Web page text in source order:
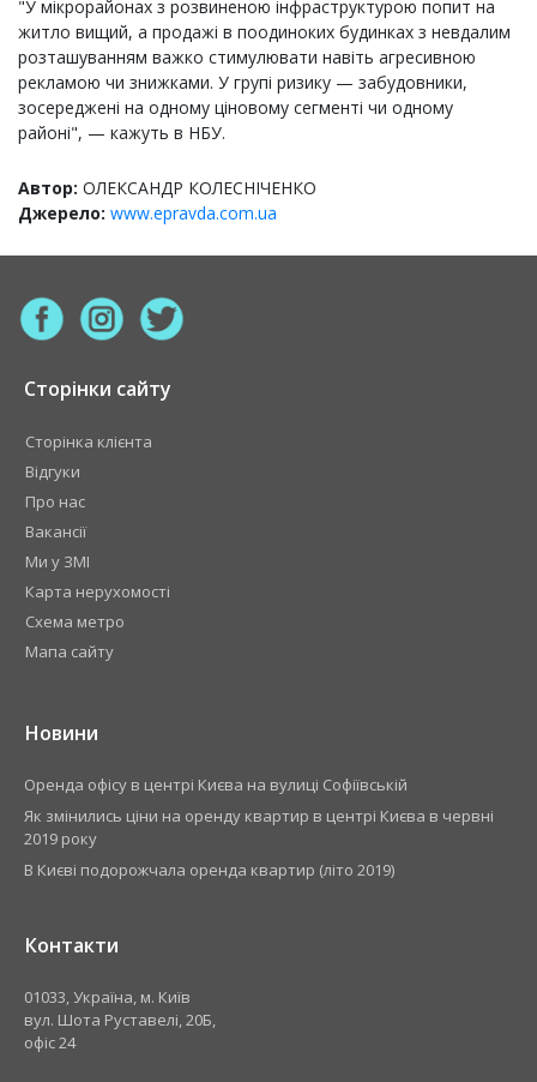
"У мікрорайонах з розвиненою інфраструктурою попит на
житло вищий, а продажі в поодиноких будинках з невдалим
розташуванням важко стимулювати навіть агресивною
рекламою чи знижками. У групі ризику — забудовники,
зосереджені на одному ціновому сегменті чи одному
районі", — кажуть в НБУ.
Автор: ОЛЕКСАНДР КОЛЕСНІЧЕНКО
Джерело: www.epravda.com.ua
Сторінки сайту
Сторінка клієнта
Відгуки
Про нас
Вакансії
Ми у ЗМІ
Карта нерухомості
Схема метро
Мапа сайту
Новини
​Оренда офісу в центрі Києва на вулиці Софіївській
Як змінились ціни на оренду квартир в центрі Києва в червні
2019 року
В Києві подорожчала оренда квартир (літо 2019)
Контакти
01033, Україна, м. Київ
вул. Шота Руставелі, 20Б,
офіс 24